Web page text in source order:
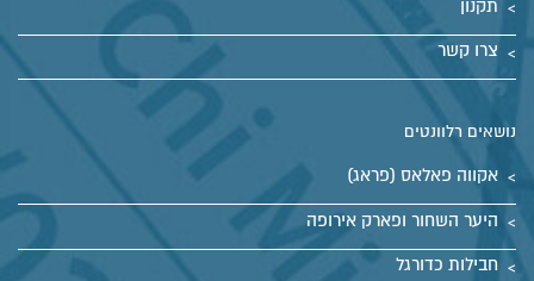
תקנון
צרו קשר
נושאים רלוונטים
אקווה פאלאס (פראג)
היער השחור ופארק אירופה
חבילות כדורגל